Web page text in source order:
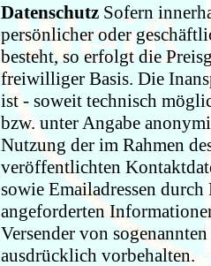
Datenschutz Sofern
persönlicher oder
besteht, so erfolgt die
freiwilliger Basis. Die
ist - soweit technisch
bzw. unter Angabe
Nutzung der im Rahmen
veröffentlichten
sowie Emailadressen
angeforderten
Versender von
ausdrücklich vorbehalten.